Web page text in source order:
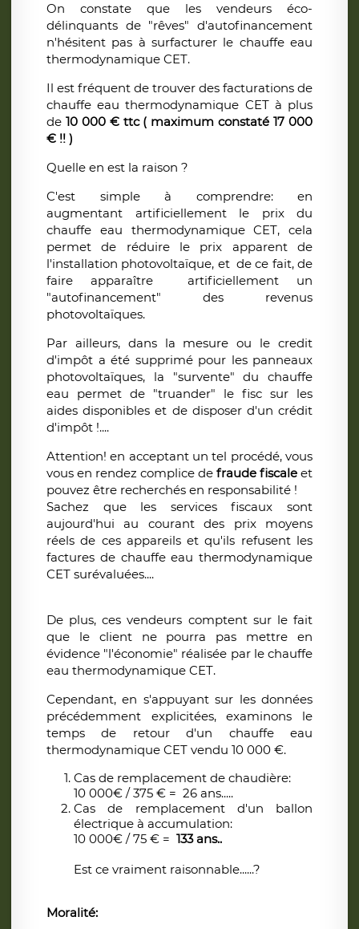
On constate que les vendeurs éco-
délinquants de "rêves" d'autofinancement
n'hésitent pas à surfacturer le chauffe eau
thermodynamique CET.
Il est fréquent de trouver des facturations de
chauffe eau thermodynamique CET à plus
de 10 000 € ttc ( maximum constaté 17 000
€ !! )
Quelle en est la raison ?
C'est simple à comprendre: en
augmentant artificiellement le prix du
chauffe eau thermodynamique CET, cela
permet de réduire le prix apparent de
l'installation photovoltaïque, et de ce fait, de
faire apparaître artificiellement un
"autofinancement" des revenus
photovoltaïques.
Par ailleurs, dans la mesure ou le credit
d'impôt a été supprimé pour les panneaux
photovoltaïques, la "survente" du chauffe
eau permet de "truander" le fisc sur les
aides disponibles et de disposer d'un crédit
d'impôt !....
Attention! en acceptant un tel procédé, vous
vous en rendez complice de fraude fiscale et
pouvez être recherchés en responsabilité !
Sachez que les services fiscaux sont
aujourd'hui au courant des prix moyens
réels de ces appareils et qu'ils refusent les
factures de chauffe eau thermodynamique
CET surévaluées....
De plus, ces vendeurs comptent sur le fait
que le client ne pourra pas mettre en
évidence "l'économie" réalisée par le chauffe
eau thermodynamique CET.
Cependant, en s'appuyant sur les données
précédemment explicitées, examinons le
temps de retour d'un chauffe eau
thermodynamique CET vendu 10 000 €.
Cas de remplacement de chaudière:
10 000€ / 375 € = 26 ans.....
Cas de remplacement d'un ballon
électrique à accumulation:
10 000€ / 75 € = 133 ans..
Est ce vraiment raisonnable......?
Moralité: